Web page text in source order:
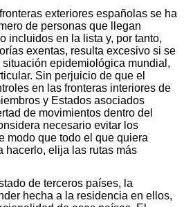
exteriores españolas se ha
de personas que llegan
incluidos en la lista y, por tanto,
exentas, resulta excesivo si se
epidemiológica mundial,
Sin perjuicio de que el
en las fronteras interiores de
y Estados asociados
de movimientos dentro del
necesario evitar los
modo que todo el que quiera
hacerlo, elija las rutas más
de terceros países, la
hecha a la residencia en ellos,